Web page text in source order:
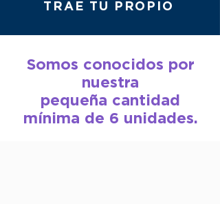
TRAE TU PROPIO
Somos conocidos por
nuestra
pequeña cantidad
mínima de 6 unidades.